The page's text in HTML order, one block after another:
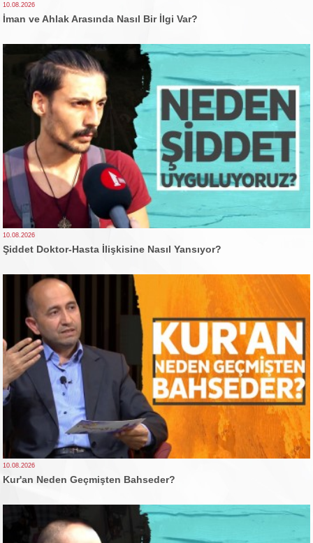
10.08.2026
İman ve Ahlak Arasında Nasıl Bir İlgi Var?
10.08.2026
Şiddet Doktor-Hasta İlişkisine Nasıl Yansıyor?
10.08.2026
Kur'an Neden Geçmişten Bahseder?